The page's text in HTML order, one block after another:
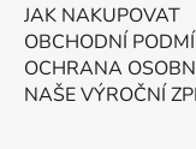
JAK NAKUPOVAT
OBCHODNÍ
OCHRANA
NAŠE VÝROČNÍ